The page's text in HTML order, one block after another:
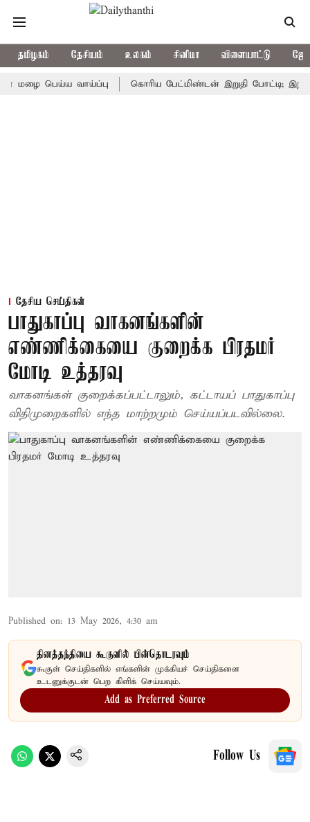
தமிழகம் தேசியம் உலகம் சினிமா விளையாட்டு
பெய்ய வாய்ப்பு கொரிய பேட்மிண்டன் இறுதி போட்டி; இந்திய
தேசிய செய்திகள்
பாதுகாப்பு வாகனங்களின்
எண்ணிக்கையை குறைக்க பிரதமர்
மோடி உத்தரவு
வாகனங்கள் குறைக்கப்பட்டாலும், கட்டாயப் பாதுகாப்பு
விதிமுறைகளில் எந்த மாற்றமும் செய்யப்படவில்லை.
Published on: 13 May 2026, 4:30 am
தினத்தந்தியை கூகுளில் பின்தொடரவும்
கூகுள் செய்திகளில் எங்களின் முக்கியச் செய்திகளை
உடனுக்குடன் பெற கிளிக் செய்யவும்.
Add as Preferred Source
Follow Us